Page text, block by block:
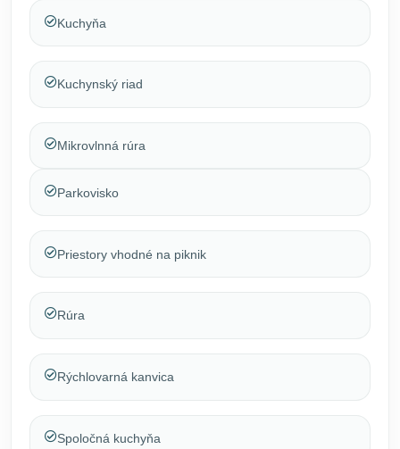
Kuchyňa
Kuchynský riad
Mikrovlnná rúra
Parkovisko
Priestory vhodné na piknik
Rúra
Rýchlovarná kanvica
Spoločná kuchyňa